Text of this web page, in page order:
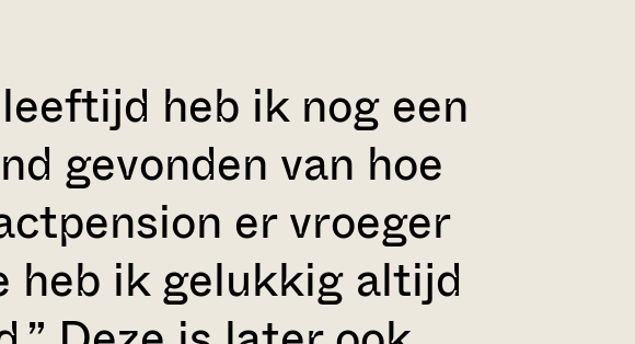
heb ik nog een
gevonden van hoe
er vroeger
heb ik gelukkig altijd